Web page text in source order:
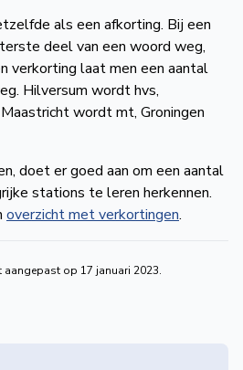
als een afkorting. Bij een
deel van een woord weg,
verkorting laat men een aantal
Hilversum wordt hvs,
wordt mt, Groningen
doet er goed aan om een aantal
stations te leren herkennen.
overzicht met verkortingen.
op 17 januari 2023.